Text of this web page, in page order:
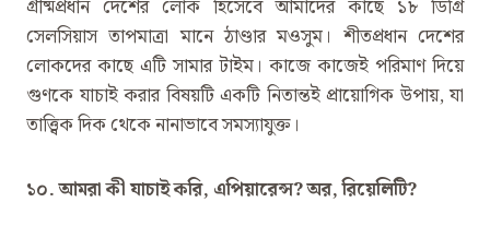
গ্রীষ্মপ্রধান দেশের লোক হিসেবে আমাদের কাছে ১৮ ডিগ্রি
সেলসিয়াস তাপমাত্রা মানে ঠাণ্ডার মওসুম। শীতপ্রধান দেশের
লোকদের কাছে এটি সামার টাইম। কাজে কাজেই পরিমাণ দিয়ে
গুণকে যাচাই করার বিষয়টি একটি নিতান্তই প্রায়োগিক উপায়, যা
তাত্ত্বিক দিক থেকে নানাভাবে সমস্যাযুক্ত।
১০. আমরা কী যাচাই করি, এপিয়ারেন্স? অর, রিয়েলিটি?